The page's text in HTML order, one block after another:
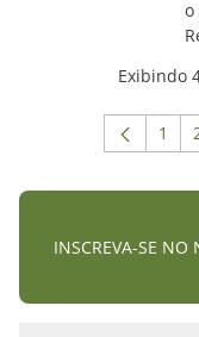
o
Exibindo
1
INSCREVA-SE NO